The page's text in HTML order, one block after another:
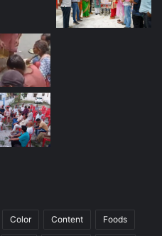
Color Content Foods